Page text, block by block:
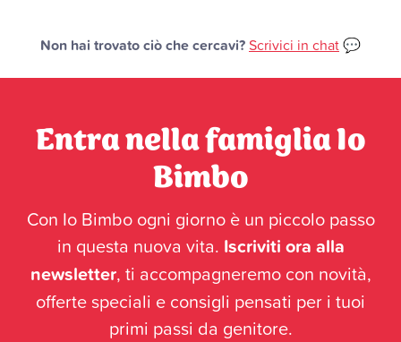
Non hai trovato ciò che cercavi? Scrivici in chat💬
Entra nella famiglia Io
Bimbo
Con Io Bimbo ogni giorno è un piccolo passo
in questa nuova vita. Iscriviti ora alla
newsletter, ti accompagneremo con novità,
offerte speciali e consigli pensati per i tuoi
primi passi da genitore.